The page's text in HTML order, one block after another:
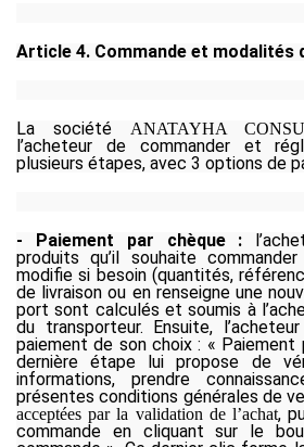
Article 4. Commande et modalités
La société ANATAYHA
l’acheteur de commander et
plusieurs étapes, avec 3 options de
- Paiement par chèque :
produits qu’il souhaite
modifie si besoin (quantités,
de livraison ou en renseigne une
port sont calculés et soumis à
du transporteur. Ensuite,
paiement de son choix : « Paiement
dernière étape lui propose de
informations, prendre
présentes conditions générales de
acceptées par la validation de l’achat,
commande en cliquant sur le